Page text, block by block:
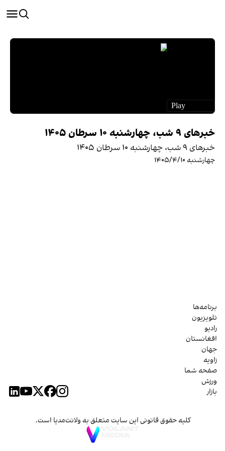
خبرهای ۹ شب، چهارشنبه ۱۰ سرطان ۱۴۰۵
خبرهای ۹ شب، چهارشنبه ۱۰ سرطان ۱۴۰۵
چهارشنبه ۱۴۰۵/۴/۱۰
برنامه‌ها
تلویزیون
رادیو
افغانستان
جهان
زاویه
صفحه شما
ورزش
بازار
کلیه حقوق قانونی این سایت متعلق به ولانت‌مدیا است.